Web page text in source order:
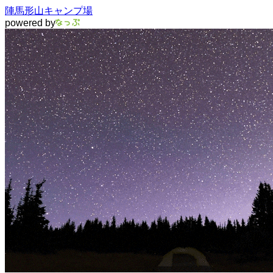
陣馬形山キャンプ場
powered by